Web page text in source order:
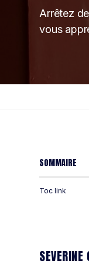
Arrêtez
vous
SOMMAIRE
Toc link
SEVERINE